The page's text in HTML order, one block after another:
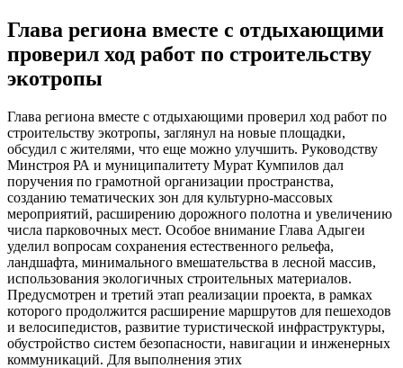
Глава региона вместе с отдыхающими
проверил ход работ по строительству
экотропы
Глава региона вместе с отдыхающими проверил ход работ по
строительству экотропы, заглянул на новые площадки,
обсудил с жителями, что еще можно улучшить. Руководству
Минстроя РА и муниципалитету Мурат Кумпилов дал
поручения по грамотной организации пространства,
созданию тематических зон для культурно-массовых
мероприятий, расширению дорожного полотна и увеличению
числа парковочных мест. Особое внимание Глава Адыгеи
уделил вопросам сохранения естественного рельефа,
ландшафта, минимального вмешательства в лесной массив,
использования экологичных строительных материалов.
Предусмотрен и третий этап реализации проекта, в рамках
которого продолжится расширение маршрутов для пешеходов
и велосипедистов, развитие туристической инфраструктуры,
обустройство систем безопасности, навигации и инженерных
коммуникаций. Для выполнения этих